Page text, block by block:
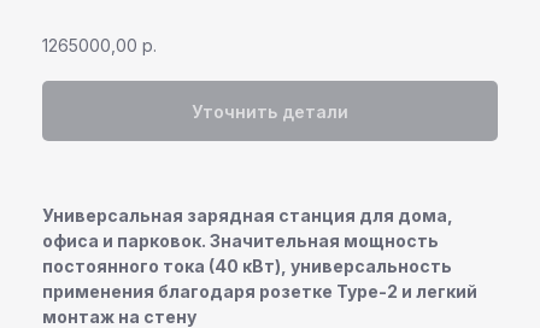
1265000,00 р.
Уточнить детали
Универсальная зарядная станция для дома,
офиса и парковок. Значительная мощность
постоянного тока (40 кВт), универсальность
применения благодаря розетке Type-2 и легкий
монтаж на стену